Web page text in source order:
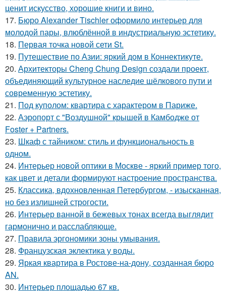
ценит искусство, хорошие книги и вино.
17. Бюро Alexander Tischler оформило интерьер для
молодой пары, влюблённой в индустриальную эстетику.
18. Первая точка новой сети St.
19. Путешествие по Азии: яркий дом в Коннектикуте.
20. Архитекторы Cheng Chung Design создали проект,
объединяющий культурное наследие шёлкового пути и
современную эстетику.
21. Под куполом: квартира с характером в Париже.
22. Аэропорт с "Воздушной" крышей в Камбодже от
Foster + Partners.
23. Шкаф с тайником: стиль и функциональность в
одном.
24. Интерьер новой оптики в Москве - яркий пример того,
как цвет и детали формируют настроение пространства.
25. Классика, вдохновленная Петербургом, - изысканная,
но без излишней строгости.
26. Интерьер ванной в бежевых тонах всегда выглядит
гармонично и расслабляюще.
27. Правила эргономики зоны умывания.
28. Французская эклектика у воды.
29. Яркая квартира в Ростове-на-дону, созданная бюро
AN.
30. Интерьер площадью 67 кв.